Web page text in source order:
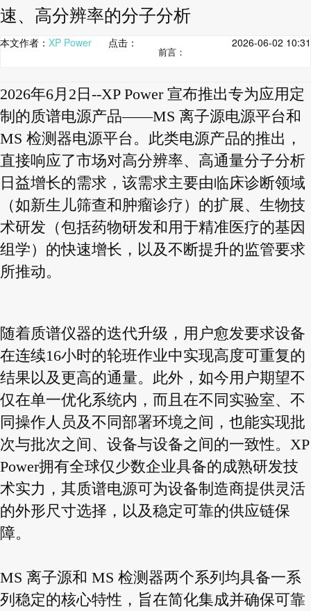
速、高分辨率的分子分析
本文作者： XP Power 点击： 2026-06-02 10:31
前言：
2026年6月2日--XP Power 宣布推出专为应用定
制的质谱电源产品——MS 离子源电源平台和
MS 检测器电源平台。此类电源产品的推出，
直接响应了市场对高分辨率、高通量分子分析
日益增长的需求，该需求主要由临床诊断领域
（如新生儿筛查和肿瘤诊疗）的扩展、生物技
术研发（包括药物研发和用于精准医疗的基因
组学）的快速增长，以及不断提升的监管要求
所推动。
随着质谱仪器的迭代升级，用户愈发要求设备
在连续16小时的轮班作业中实现高度可重复的
结果以及更高的通量。此外，如今用户期望不
仅在单一优化系统内，而且在不同实验室、不
同操作人员及不同部署环境之间，也能实现批
次与批次之间、设备与设备之间的一致性。XP
Power拥有全球仅少数企业具备的成熟研发技
术实力，其质谱电源可为设备制造商提供灵活
的外形尺寸选择，以及稳定可靠的供应链保
障。
MS 离子源和 MS 检测器两个系列均具备一系
列稳定的核心特性，旨在简化集成并确保可靠